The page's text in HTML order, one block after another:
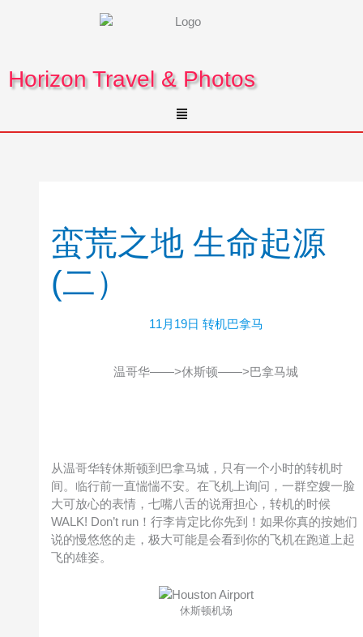
Horizon Travel & Photos
Menu
蛮荒之地 生命起源
(二）
11月19日 转机巴拿马
温哥华——>休斯顿——>巴拿马城
从温哥华转休斯顿到巴拿马城，只有一个小时的转机时
间。临行前一直惴惴不安。在飞机上询问，一群空嫂一脸
大可放心的表情，七嘴八舌的说甭担心，转机的时候
WALK! Don’t run！行李肯定比你先到！如果你真的按她们
说的慢悠悠的走，极大可能是会看到你的飞机在跑道上起
飞的雄姿。
休斯顿机场